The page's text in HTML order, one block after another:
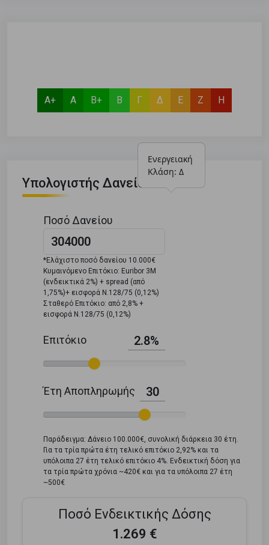
Α+ Α Β+ Β Γ Δ
Ενεργειακή
Κλάση: Δ
Ε Ζ Η
Υπολογιστής Δανείου
Ποσό Δανείου
*Ελάχιστο ποσό δανείου 10.000€
Κυμαινόμενο Επιτόκιο: Euribor 3M
(ενδεικτικά 2%) + spread (από
1,75%)+ εισφορά Ν.128/75 (0,12%)
Σταθερό Επιτόκιο: από 2,8% +
εισφορά Ν.128/75 (0,12%)
Επιτόκιο 2.8%
Έτη Αποπληρωμής 30
Παράδειγμα: Δάνειο 100.000€, συνολική διάρκεια 30 έτη.
Για τα τρία πρώτα έτη τελικό επιτόκιο 2,92% και τα
υπόλοιπα 27 έτη τελικό επιτόκιο 4%. Ενδεικτική δόση για
τα τρία πρώτα χρόνια ~420€ και για τα υπόλοιπα 27 έτη
~500€
Ποσό Ενδεικτικής Δόσης
1.269 €